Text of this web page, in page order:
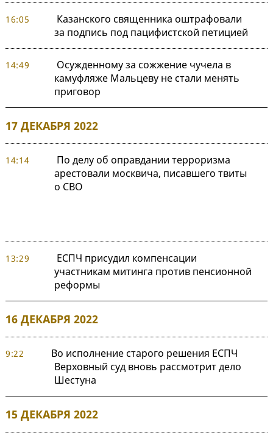
16:05
Казанского священника оштрафовали
за подпись под пацифистской петицией
14:49
Осужденному за сожжение чучела в
камуфляже Мальцеву не стали менять
приговор
17 ДЕКАБРЯ 2022
14:14
По делу об оправдании терроризма
арестовали москвича, писавшего твиты
о СВО
13:29
ЕСПЧ присудил компенсации
участникам митинга против пенсионной
реформы
16 ДЕКАБРЯ 2022
9:22
Во исполнение старого решения ЕСПЧ
Верховный суд вновь рассмотрит дело
Шестуна
15 ДЕКАБРЯ 2022